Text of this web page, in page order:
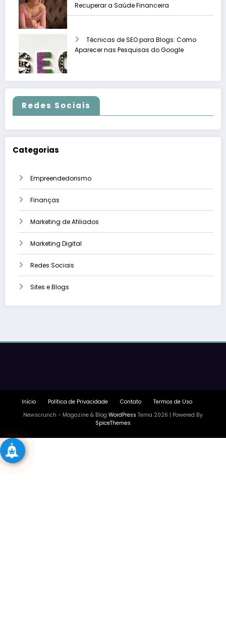
Recuperar a Saúde Financeira
Técnicas de SEO para Blogs: Como
Aparecer nas Pesquisas do Google
Redes Sociais
Categorias
Empreendedorismo
Finanças
Marketing de Afiliados
Marketing Digital
Redes Sociais
Sites e Blogs
Início Política de Privacidade Contato
Termos de Uso
Newscrunch - Magazine & Blog WordPress Tema 2026 | Powered By
SpiceThemes